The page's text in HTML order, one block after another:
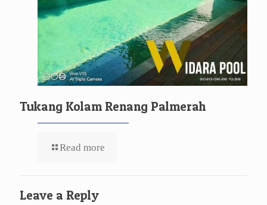
Tukang Kolam Renang Palmerah
Read more
Leave a Reply